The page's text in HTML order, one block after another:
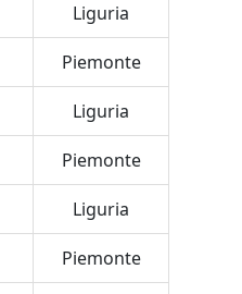
Liguria
Piemonte
Liguria
Piemonte
Liguria
Piemonte